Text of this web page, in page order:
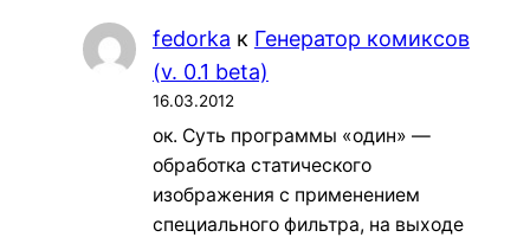
fedorka к Генератор комиксов
(v. 0.1 beta)
16.03.2012
ок. Суть программы «один» —
обработка статического
изображения с применением
специального фильтра, на выходе